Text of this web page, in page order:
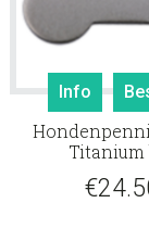
Info
Titanium
€